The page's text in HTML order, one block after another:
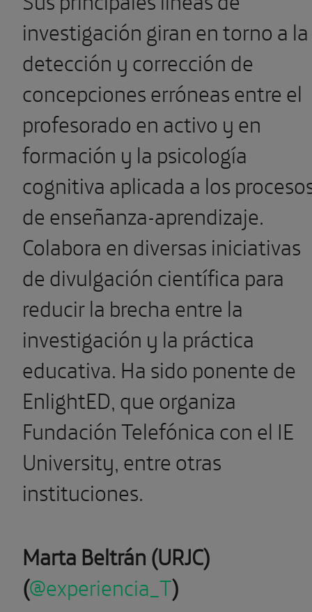
investigación giran en torno a la
detección y corrección de
concepciones erróneas entre el
profesorado en activo y en
formación y la psicología
cognitiva aplicada a los
de enseñanza-aprendizaje.
Colabora en diversas iniciativas
de divulgación científica para
reducir la brecha entre la
investigación y la práctica
educativa. Ha sido ponente de
EnlightED, que organiza
Fundación Telefónica con el IE
University, entre otras
instituciones.
Marta Beltrán (URJC)
(@experiencia_T)